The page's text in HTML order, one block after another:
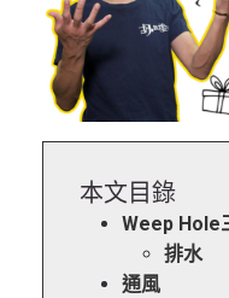
本文目錄
Weep Hole
排水
通風